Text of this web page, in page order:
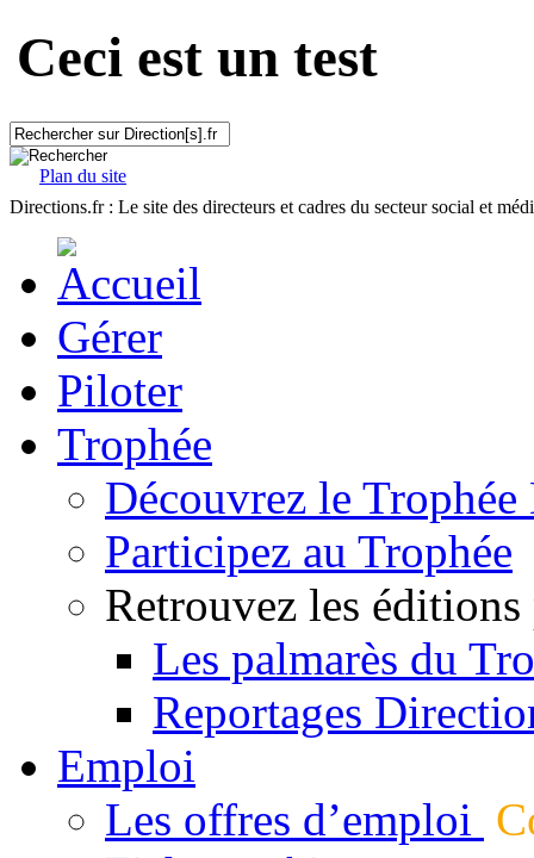
Ceci est un test
Plan du site
Directions.fr : Le site des directeurs et cadres du secteur social et
Gérer
Piloter
Trophée
Découvrez le
Participez au Trophée
Retrouvez les éditions
Les palmarès du
Reportages
Emploi
Les offres d’emploi